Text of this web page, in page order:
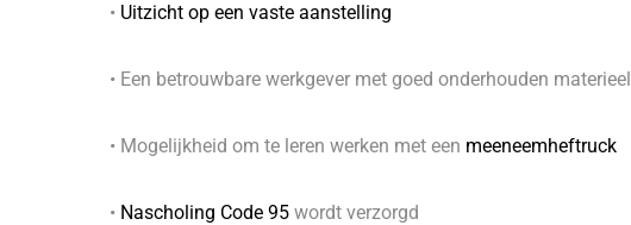
• Uitzicht op een vaste aanstelling
• Een betrouwbare werkgever met goed onderhouden materieel
• Mogelijkheid om te leren werken met een meeneemheftruck
• Nascholing Code 95 wordt verzorgd